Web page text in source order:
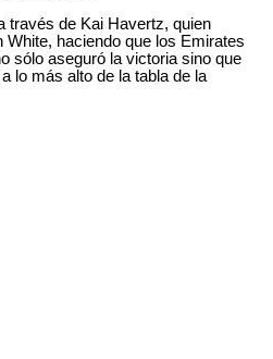
través de Kai Havertz, quien
haciendo que los Emirates
sólo aseguró la victoria sino que
lo más alto de la tabla de la